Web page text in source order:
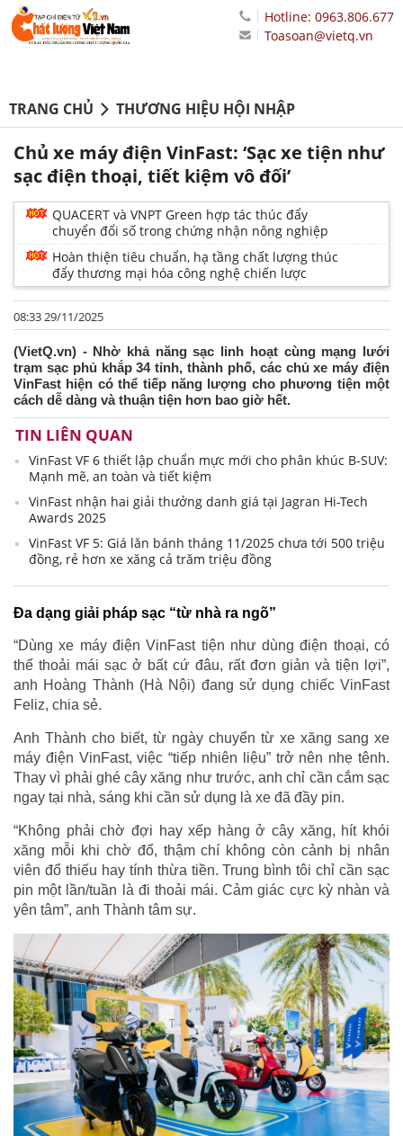
Hotline: 0963.806.677
Toasoan@vietq.vn
TRANG CHỦ THƯƠNG HIỆU HỘI NHẬP
Chủ xe máy điện VinFast: ‘Sạc xe tiện như
sạc điện thoại, tiết kiệm vô đối’
QUACERT và VNPT Green hợp tác thúc đẩy
chuyển đổi số trong chứng nhận nông nghiệp
Hoàn thiện tiêu chuẩn, hạ tầng chất lượng thúc
đẩy thương mại hóa công nghệ chiến lược
08:33 29/11/2025
(VietQ.vn) - Nhờ khả năng sạc linh hoạt cùng mạng lưới
trạm sạc phủ khắp 34 tỉnh, thành phố, các chủ xe máy điện
VinFast hiện có thể tiếp năng lượng cho phương tiện một
cách dễ dàng và thuận tiện hơn bao giờ hết.
TIN LIÊN QUAN
VinFast VF 6 thiết lập chuẩn mực mới cho phân khúc B-SUV:
Mạnh mẽ, an toàn và tiết kiệm
VinFast nhận hai giải thưởng danh giá tại Jagran Hi-Tech
Awards 2025
VinFast VF 5: Giá lăn bánh tháng 11/2025 chưa tới 500 triệu
đồng, rẻ hơn xe xăng cả trăm triệu đồng
Đa dạng giải pháp sạc “từ nhà ra ngõ”
“Dùng xe máy điện VinFast tiện như dùng điện thoại, có
thể thoải mái sạc ở bất cứ đâu, rất đơn giản và tiện lợi”,
anh Hoàng Thành (Hà Nội) đang sử dụng chiếc VinFast
Feliz, chia sẻ.
Anh Thành cho biết, từ ngày chuyển từ xe xăng sang xe
máy điện VinFast, việc “tiếp nhiên liệu” trở nên nhẹ tênh.
Thay vì phải ghé cây xăng như trước, anh chỉ cần cắm sạc
ngay tại nhà, sáng khi cần sử dụng là xe đã đầy pin.
“Không phải chờ đợi hay xếp hàng ở cây xăng, hít khói
xăng mỗi khi chờ đổ, thậm chí không còn cảnh bị nhân
viên đổ thiếu hay tính thừa tiền. Trung bình tôi chỉ cần sạc
pin một lần/tuần là đi thoải mái. Cảm giác cực kỳ nhàn và
yên tâm”, anh Thành tâm sự.